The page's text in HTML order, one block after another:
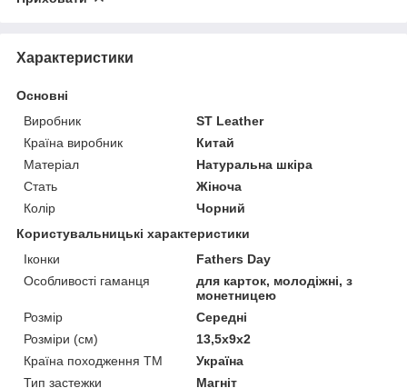
Характеристики
Основні
Виробник
ST Leather
Країна виробник
Китай
Матеріал
Натуральна шкіра
Стать
Жіноча
Колір
Чорний
Користувальницькі характеристики
Іконки
Fathers Day
Особливості гаманця
для карток, молодіжні, з
монетницею
Розмір
Середні
Розміри (см)
13,5х9х2
Країна походження ТМ
Україна
Тип застежки
Магніт